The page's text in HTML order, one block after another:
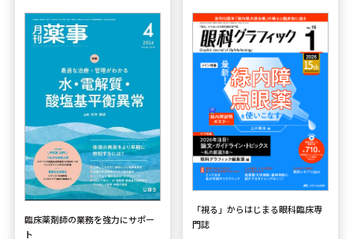
臨床薬剤師の業務を強力にサポー
ト
「視る」からはじまる眼科臨床専
門誌